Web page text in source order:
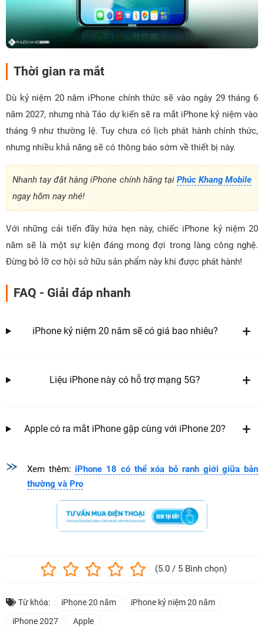
Thời gian ra mắt
Dù kỷ niệm 20 năm iPhone chính thức sẽ vào ngày 29 tháng 6
năm 2027, nhưng nhà Táo dự kiến sẽ ra mắt iPhone kỷ niệm vào
tháng 9 như thường lệ. Tuy chưa có lịch phát hành chính thức,
nhưng nhiều khả năng sẽ có thông báo sớm về thiết bị này.
Nhanh tay đặt hàng iPhone chính hãng tại Phúc Khang Mobile
ngay hôm nay nhé!
Với những cải tiến đầy hứa hẹn này, chiếc iPhone kỷ niệm 20
năm sẽ là một sự kiện đáng mong đợi trong làng công nghệ.
Đừng bỏ lỡ cơ hội sở hữu sản phẩm này khi được phát hành!
FAQ - Giải đáp nhanh
iPhone kỷ niệm 20 năm sẽ có giá bao nhiêu?
Liệu iPhone này có hỗ trợ mạng 5G?
Apple có ra mắt iPhone gập cùng với iPhone 20?
Xem thêm: iPhone 18 có thể xóa bỏ ranh giới giữa bản
thường và Pro
(5.0 / 5 Bình chọn)
Từ khóa: iPhone 20 năm
iPhone kỷ niệm 20 năm
iPhone 2027
Apple